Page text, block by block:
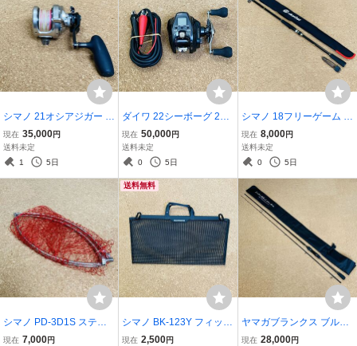
シマノ 21オシアジガー 2
000NR XG No.043801 右
ハンドル OCEA JIGGER
綺麗 ジギング
現在 35,000円
送料未定
1
5日
ダイワ 22シーボーグ 200
J-DH 電動リール ダブル
ハンドル 船釣り SEABOR
G
現在 50,000円
送料未定
0
5日
シマノ 18フリーゲーム S
96M-4 No.38833 振出 万
能竿 FREE GAME 綺麗
現在 8,000円
送料未定
0
5日
シマノ PD-3D1S ステン
磯ダモ 四つ折り 45cm 綺
現在 7,000円
送料無料
シマノ BK-123Y フィッシ
ュバッカン メッシュイン
現在 2,500円
ヤマガブランクス ブルー
カレント All Range オー
現在 28,000円